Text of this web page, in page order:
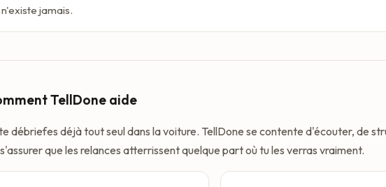
n'existe jamais.
TellDone aide
débriefes déjà tout seul dans la voiture. TellDone se contente d'écouter, de
que les relances atterrissent quelque part où tu les verras vraiment.